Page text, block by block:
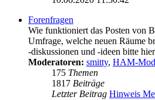
Forenfragen
Wie funktioniert das Posten von
Umfrage, welche neuen Räume
-diskussionen und -ideen bitte hier
Moderatoren: smitty, HAM-
175 Themen
1817 Beiträge
Letzter Beitrag Hinweis